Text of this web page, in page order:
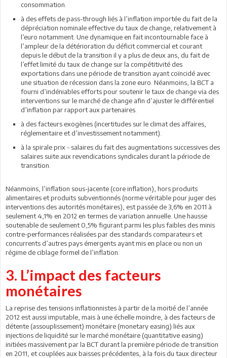
consommation.
à des effets de pass-through liés à l’inflation importée du fait de la
dépréciation nominale effective du taux de change, relativement à
l’euro notamment. Une dynamique en fait incontournable face à
l’ampleur de la détérioration du déficit commercial et courant
depuis le début de la transition il y a plus de deux ans, du fait de
l’effet limité du taux de change sur la compétitivité des
exportations dans une période de transition ayant coïncidé avec
une situation de récession dans la zone euro. Néanmoins, la BCT a
fourni d’indéniables efforts pour soutenir le taux de change via des
interventions sur le marché de change afin d’ajuster le différentiel
d’inflation par rapport aux partenaires.
à des facteurs exogènes (incertitudes sur le climat des affaires,
réglementaire et d’investissement notamment).
à la spirale prix - salaires du fait des augmentations successives des
salaires suite aux revendications syndicales durant la période de
transition.
Néanmoins, l’inflation sous-jacente (core inflation), hors produits
alimentaires et produits subventionnés (norme véritable pour juger des
interventions des autorités monétaires), est passée de 3,6% en 2011 à
seulement 4,1% en 2012 en termes de variation annuelle. Une hausse
soutenable de seulement 0,5% figurant parmi les plus faibles des minis
contre-performances réalisées par des standards comparateurs et
concurrents d’autres pays émergents ayant mis en place ou non un
régime de ciblage formel de l’inflation.
3. L’impact des facteurs
monétaires
La reprise des tensions inflationnistes à partir de la moitié de l’année
2012 est aussi imputable, mais à une échelle moindre, à des facteurs de
détente (assouplissement) monétaire (monetary easing) liés aux
injections de liquidité sur le marché monétaire (quantitative easing)
initiées massivement par la BCT durant la première période de transition
en 2011, et couplées aux baisses précédentes, à la fois du taux directeur